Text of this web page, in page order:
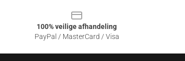
100% veilige afhandeling
PayPal / MasterCard / Visa